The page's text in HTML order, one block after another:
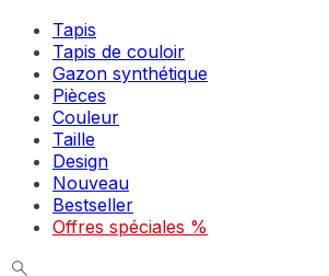
Tapis
Tapis de couloir
Gazon synthétique
Pièces
Couleur
Taille
Design
Nouveau
Bestseller
Offres spéciales %
Les cookies indispensables
Les cookies liés aux
comme votre langue préférée